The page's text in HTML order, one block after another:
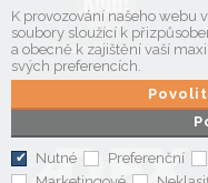
K provozování našeho webu
soubory sloužící k
a obecně k zajištění vaší
svých preferencích.
Nutné Preferenční